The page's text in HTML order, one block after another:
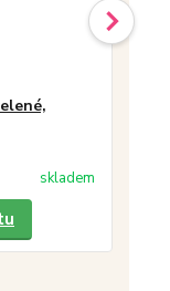
skladem